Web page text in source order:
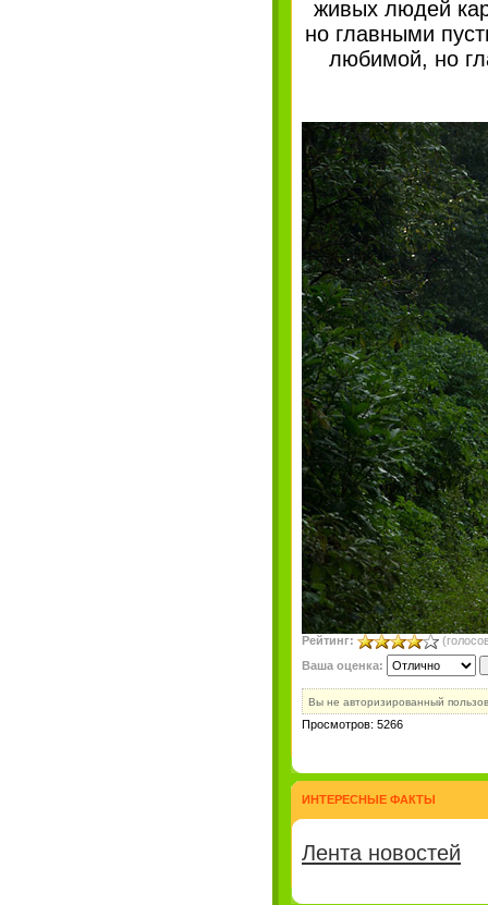
живых людей
но главными
любимой, но
Рейтинг:
Ваша оценка:
Вы не авторизированный
Просмотров: 5266
ИНТЕРЕСНЫЕ ФАКТЫ
Лента новостей